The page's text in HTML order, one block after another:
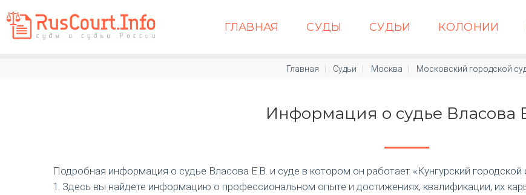
ГЛАВНАЯ СУДЫ СУДЬИ КОЛОНИИ
Главная Судьи Москва Московский городской
Информация о судье Власова
Подробная информация о судье Власова Е.В. и суде в котором он работает «Кунгурский городской
1. Здесь вы найдете информацию о профессиональном опыте и достижениях, квалификации, их